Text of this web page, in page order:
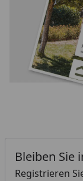
Bleiben Sie
Registrieren